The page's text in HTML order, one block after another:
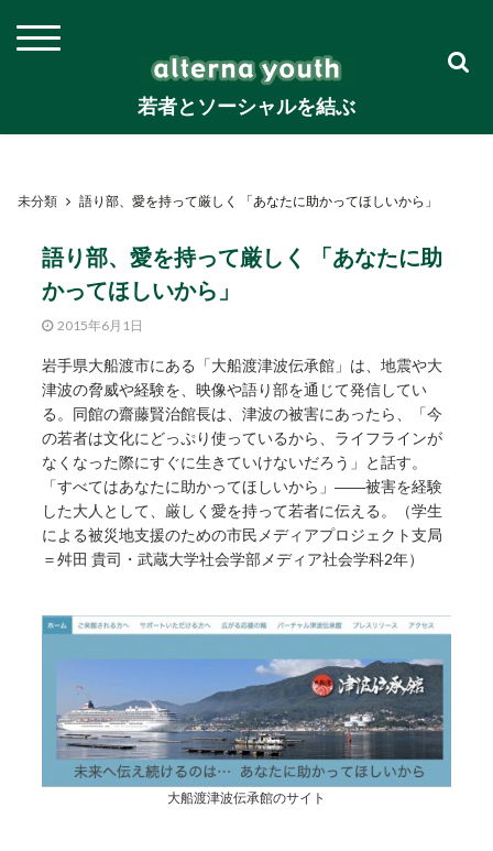
若者とソーシャルを結ぶ
未分類 語り部、愛を持って厳しく 「あなたに助かってほしいから」
語り部、愛を持って厳しく 「あなたに助
かってほしいから」
2015年6月1日
岩手県大船渡市にある「大船渡津波伝承館」は、地震や大
津波の脅威や経験を、映像や語り部を通じて発信してい
る。同館の齋藤賢治館長は、津波の被害にあったら、「今
の若者は文化にどっぷり使っているから、ライフラインが
なくなった際にすぐに生きていけないだろう」と話す。
「すべてはあなたに助かってほしいから」――被害を経験
した大人として、厳しく愛を持って若者に伝える。（学生
による被災地支援のための市民メディアプロジェクト支局
＝舛田 貴司・武蔵大学社会学部メディア社会学科2年）
大船渡津波伝承館のサイト